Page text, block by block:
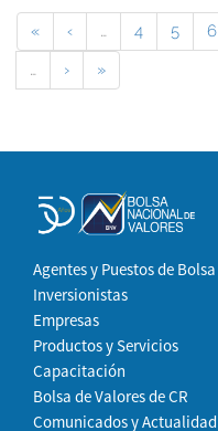
« ‹ … 4 5 6
…
› »
Agentes y Puestos de Bolsa
Inversionistas
Empresas
Productos y Servicios
Capacitación
Bolsa de Valores de CR
Comunicados y Actualidad